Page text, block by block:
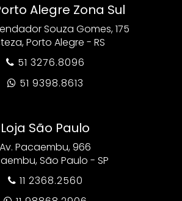
Alegre Zona Sul
Souza Gomes, 175
Porto Alegre - RS
 51 3276.8096
 51 9398.8613
Loja São Paulo
Av. Pacaembu, 966
São Paulo - SP
 11 2368.2560